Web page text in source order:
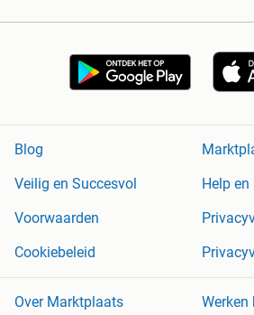
Blog
Veilig en Succesvol
Help
Voorwaarden
Cookiebeleid
Over Marktplaats
Werken